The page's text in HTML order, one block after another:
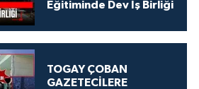
Eğitiminde Dev İş Birliği
TOGAY ÇOBAN
GAZETECİLERE